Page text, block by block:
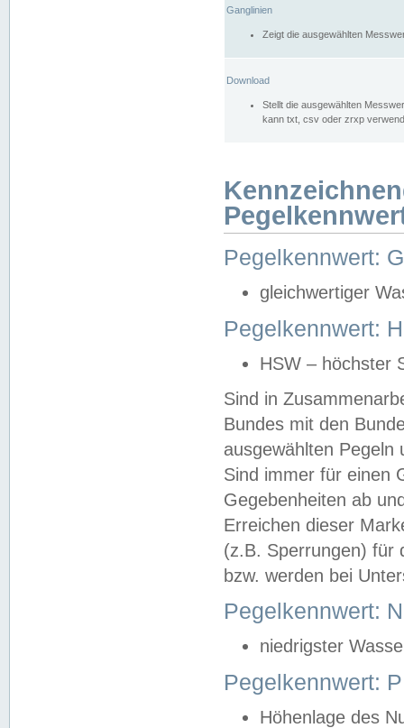
Ganglinien
Zeigt die ausgewählten
Download
Stellt die ausgewählten
kann txt, csv oder zrxp
Pegelkennwert:
gleichwertiger
Pegelkennwert:
HSW – höchster
Sind in
Bundes mit den
ausgewählten
Sind immer für einen
Gegebenheiten ab
Erreichen dieser
(z.B. Sperrungen) für
bzw. werden bei
Pegelkennwert:
niedrigster
Pegelkennwert:
Höhenlage des